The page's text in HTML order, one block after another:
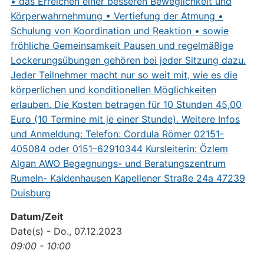
Datum/Zeit
Date(s) - Do., 07.12.2023
09:00 - 10:00